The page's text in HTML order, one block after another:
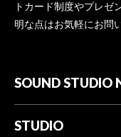
トカード制度やプレゼ
明な点はお気軽にお問
SOUND STUDIO
STUDIO